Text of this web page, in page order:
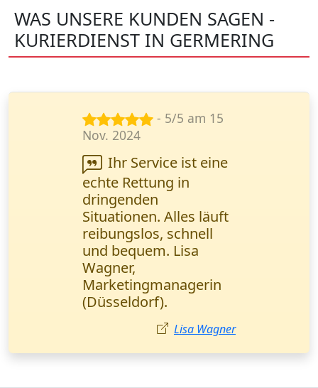
WAS UNSERE KUNDEN SAGEN -
KURIERDIENST IN GERMERING
- 4/5 am 15
Dez. 2024
Beeindruckt von
der Geschwindigkeit
und Professionalität.
Dokumente wurden
wie versprochen am
selben Tag geliefert.
Vielen Dank. Thomas
Fischer, Unternehmer /
Frankfurt am Main.
Thomas Fischer